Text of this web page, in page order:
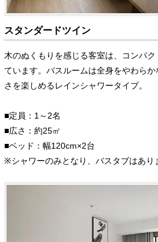
スタンダードツイン
木のぬくもりを感じる客室は、コンパ
ています。バスルームは全身をやわら
さを楽しめるレインシャワータイプ。
■定員：1～2名
■広さ：約25㎡
■ベッド：幅120cm×2台
※シャワーのみとなり、バスタブはあり